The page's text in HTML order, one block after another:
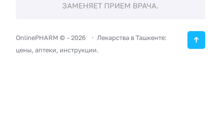
ЗАМЕНЯЕТ ПРИЕМ ВРАЧА.
OnlinePHARM © -2026
Лекарства в Ташкенте:
цены, аптеки, инструкции.